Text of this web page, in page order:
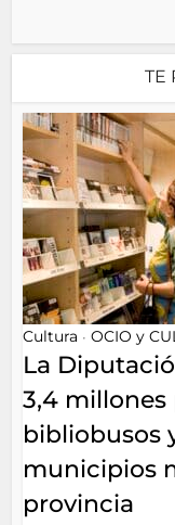
TE
Cultura • OCIO y
La
3,4 millones
bibliobusos
municipios
provincia